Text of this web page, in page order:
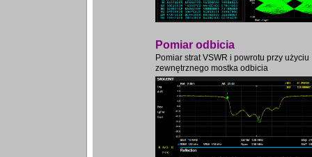
Pomiar odbicia
Pomiar strat VSWR i powrotu przy użyciu
zewnętrznego mostka odbicia